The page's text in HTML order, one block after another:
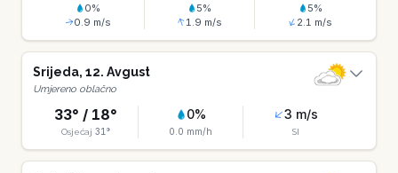
0%
0.9 m/s
5%
1.9 m/s
5%
2.1 m/s
Srijeda, 12. Avgust
Umjereno oblačno
33° / 18°
Osjećaj 31 °
0%
0.0 mm/h
3 m/s
SI